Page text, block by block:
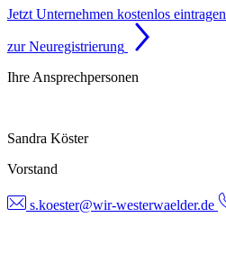
Jetzt Unternehmen kostenlos eintragen
zur Neuregistrierung
Ihre Ansprechpersonen
Sandra Köster
Vorstand
s.koester@wir-westerwaelder.de